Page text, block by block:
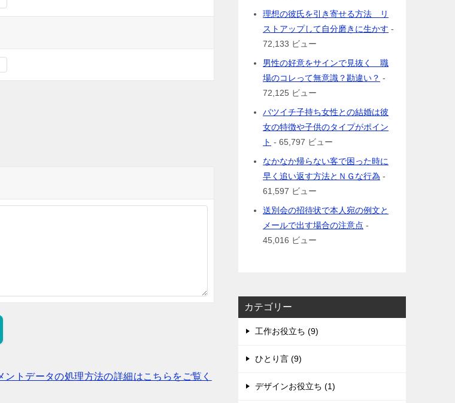
ントデータの処理方法の詳細はこちらをご覧く
理想の彼氏を引き寄せる方法 リ
ストアップして自分磨きに生かす -
72,133 ビュー
男性の好意をサインで見抜く 職
場のコレって無意識？勘違い？ -
72,125 ビュー
バツイチ子持ち女性との結婚は彼
女の特徴や子供のタイプがポイン
ト - 65,797 ビュー
なかなか帰らない客で困った時に
早く追い返す方法とＮＧな行為 -
61,597 ビュー
送別会の招待状で本人宛の例文と
メールで出す場合の注意点 -
45,016 ビュー
カテゴリー
工作お役立ち (9)
ひとり言 (9)
デザインお役立ち (1)